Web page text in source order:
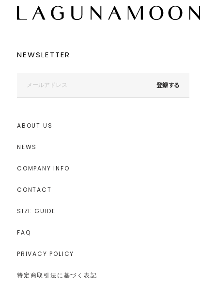
NEWSLETTER
登録する
ABOUT US
NEWS
COMPANY INFO
CONTACT
SIZE GUIDE
FAQ
PRIVACY POLICY
特定商取引法に基づく表記